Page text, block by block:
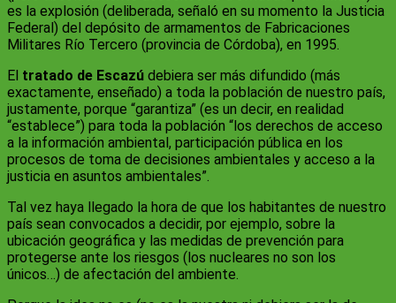
es la explosión (deliberada, señaló en su momento la Justicia
Federal) del depósito de armamentos de Fabricaciones
Militares Río Tercero (provincia de Córdoba), en 1995.
El tratado de Escazú debiera ser más difundido (más
exactamente, enseñado) a toda la población de nuestro país,
justamente, porque “garantiza” (es un decir, en realidad
“establece”) para toda la población “los derechos de acceso
a la información ambiental, participación pública en los
procesos de toma de decisiones ambientales y acceso a la
justicia en asuntos ambientales”.
Tal vez haya llegado la hora de que los habitantes de nuestro
país sean convocados a decidir, por ejemplo, sobre la
ubicación geográfica y las medidas de prevención para
protegerse ante los riesgos (los nucleares no son los
únicos…) de afectación del ambiente.